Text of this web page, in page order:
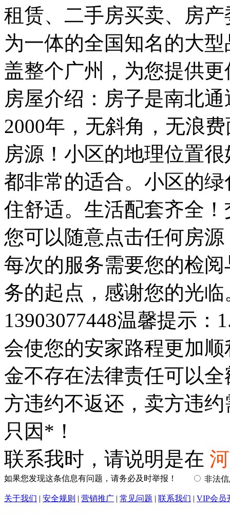
租赁、二手房买卖、房
为一体的全国知名的大
盖整个广州，为您提供
房屋介绍：房子是南北
2000年，无斜角，无浪
房源！小区的地理位置
都非常的适合。小区的
住舒适。生活配套齐全
您可以随意点击任何房
每次的服务需要您的检
务的起点，感谢您的光
13903077448温馨提示
会使您的安家路程更加顺
金不存在法律责任可以
方违约不返还，卖方违
只因*！
联系我时，请说明是在
如果您发现这条信息有问题，请务必及时举报！ 非法
关于我们 | 安全规则 | 营销推广 | 常见问题 | 联系我们 | VIP会员